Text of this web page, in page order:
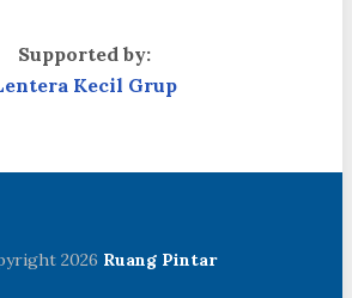
Supported by:
Kecil Grup
2026 Ruang Pintar